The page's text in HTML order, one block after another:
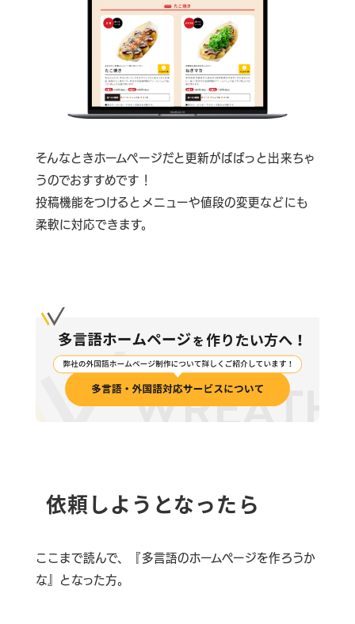
そんなときホームページだと更新がぱぱっと出来ちゃ
うのでおすすめです！
投稿機能をつけるとメニューや値段の変更などにも
柔軟に対応できます。
依頼しようとなったら
ここまで読んで、『多言語のホームページを作ろうか
な』となった方。